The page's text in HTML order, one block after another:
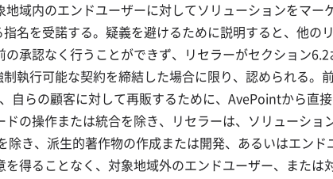
域内のエンドユーザーに対してソリューションをマ
名を受諾する。疑義を避けるために説明すると、他の
承認なく行うことができず、リセラーがセクション
執行可能な契約を締結した場合に限り、認められる。
自らの顧客に対して再販するために、AvePointから直
の操作または統合を除き、リセラーは、ソリューシ
き、派生的著作物の作成または開発、あるいはエン
得ることなく、対象地域外のエンドユーザー、また